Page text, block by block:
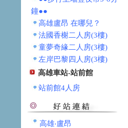
鐘●●
高雄盧昂 在哪兒？
法國香榭二人房(3樓)
童夢奇緣二人房(3樓)
左岸巴黎四人房(3樓)
高雄車站-站前館
站前館4人房
高雄‧盧昂